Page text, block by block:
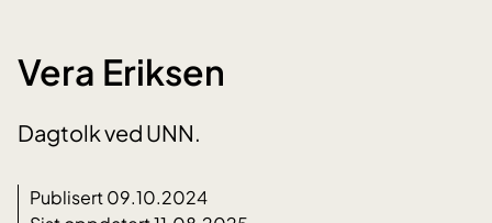
Vera Eriksen
Dagtolk ved UNN.
Publisert 09.10.2024